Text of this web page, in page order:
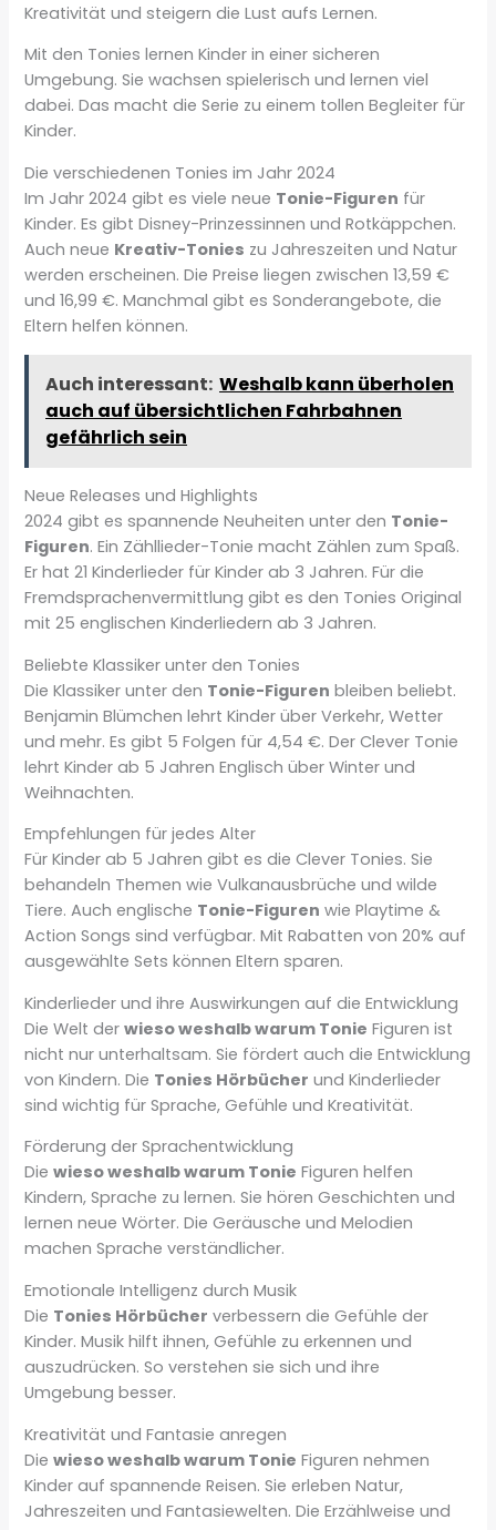
Kreativität und steigern die Lust aufs Lernen.
Mit den Tonies lernen Kinder in einer sicheren
Umgebung. Sie wachsen spielerisch und lernen viel
dabei. Das macht die Serie zu einem tollen Begleiter für
Kinder.
Die verschiedenen Tonies im Jahr 2024
Im Jahr 2024 gibt es viele neue Tonie-Figuren für
Kinder. Es gibt Disney-Prinzessinnen und Rotkäppchen.
Auch neue Kreativ-Tonies zu Jahreszeiten und Natur
werden erscheinen. Die Preise liegen zwischen 13,59 €
und 16,99 €. Manchmal gibt es Sonderangebote, die
Eltern helfen können.
Auch interessant: Weshalb kann überholen
auch auf übersichtlichen Fahrbahnen
gefährlich sein
Neue Releases und Highlights
2024 gibt es spannende Neuheiten unter den Tonie-
Figuren. Ein Zähllieder-Tonie macht Zählen zum Spaß.
Er hat 21 Kinderlieder für Kinder ab 3 Jahren. Für die
Fremdsprachenvermittlung gibt es den Tonies Original
mit 25 englischen Kinderliedern ab 3 Jahren.
Beliebte Klassiker unter den Tonies
Die Klassiker unter den Tonie-Figuren bleiben beliebt.
Benjamin Blümchen lehrt Kinder über Verkehr, Wetter
und mehr. Es gibt 5 Folgen für 4,54 €. Der Clever Tonie
lehrt Kinder ab 5 Jahren Englisch über Winter und
Weihnachten.
Empfehlungen für jedes Alter
Für Kinder ab 5 Jahren gibt es die Clever Tonies. Sie
behandeln Themen wie Vulkanausbrüche und wilde
Tiere. Auch englische Tonie-Figuren wie Playtime &
Action Songs sind verfügbar. Mit Rabatten von 20% auf
ausgewählte Sets können Eltern sparen.
Kinderlieder und ihre Auswirkungen auf die Entwicklung
Die Welt derwieso weshalb warum Tonie Figuren ist
nicht nur unterhaltsam. Sie fördert auch die Entwicklung
von Kindern. Die Tonies Hörbücher und Kinderlieder
sind wichtig für Sprache, Gefühle und Kreativität.
Förderung der Sprachentwicklung
Diewieso weshalb warum Tonie Figuren helfen
Kindern, Sprache zu lernen. Sie hören Geschichten und
lernen neue Wörter. Die Geräusche und Melodien
machen Sprache verständlicher.
Emotionale Intelligenz durch Musik
Die Tonies Hörbücher verbessern die Gefühle der
Kinder. Musik hilft ihnen, Gefühle zu erkennen und
auszudrücken. So verstehen sie sich und ihre
Umgebung besser.
Kreativität und Fantasie anregen
Diewieso weshalb warum Tonie Figuren nehmen
Kinder auf spannende Reisen. Sie erleben Natur,
Jahreszeiten und Fantasiewelten. Die Erzählweise und